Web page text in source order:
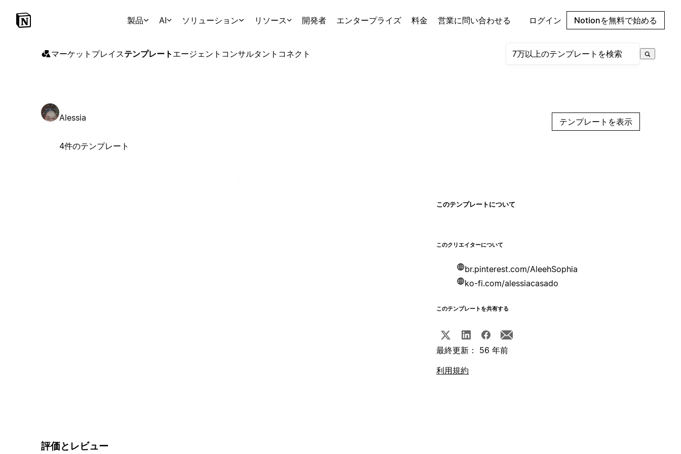
製品 AI ソリューション リソース 開発者 エンタープライズ 料金 営業に問い合わせる ログイン Notionを無料で始める
マーケットプレイステンプレート エージェント コンサルタント コネクト
Alessia
4件のテンプレート
テンプレートを表示
このテンプレートについて
このクリエイターについて
br.pinterest.com/AleehSophia
ko-fi.com/alessiacasado
このテンプレートを共有する
最終更新： 56 年前
利用規約
評価とレビュー